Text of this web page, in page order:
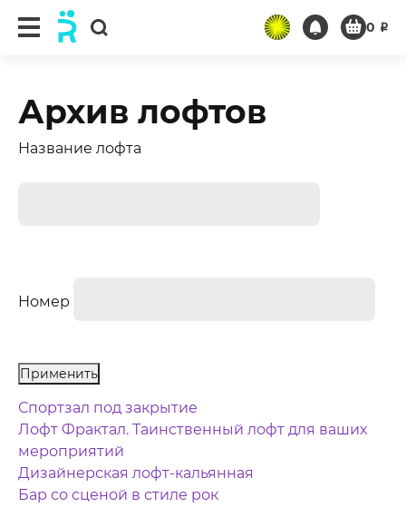
0 ₽
Архив лофтов
Название лофта
Номер
Спортзал под закрытие
Лофт Фрактал. Таинственный лофт для ваших
мероприятий
Дизайнерская лофт-кальянная
Бар со сценой в стиле рок